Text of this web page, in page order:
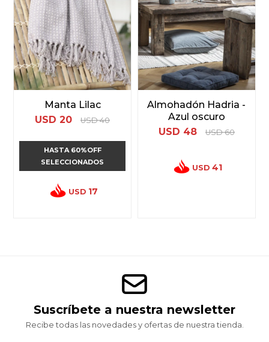
Manta Lilac
USD 20 USD 40
HASTA 60%OFF
SELECCIONADOS
USD 17
Almohadón Hadria -
Azul oscuro
USD 48 USD 60
USD 41
Suscríbete a nuestra newsletter
Recibe todas las novedades y ofertas de nuestra tienda.